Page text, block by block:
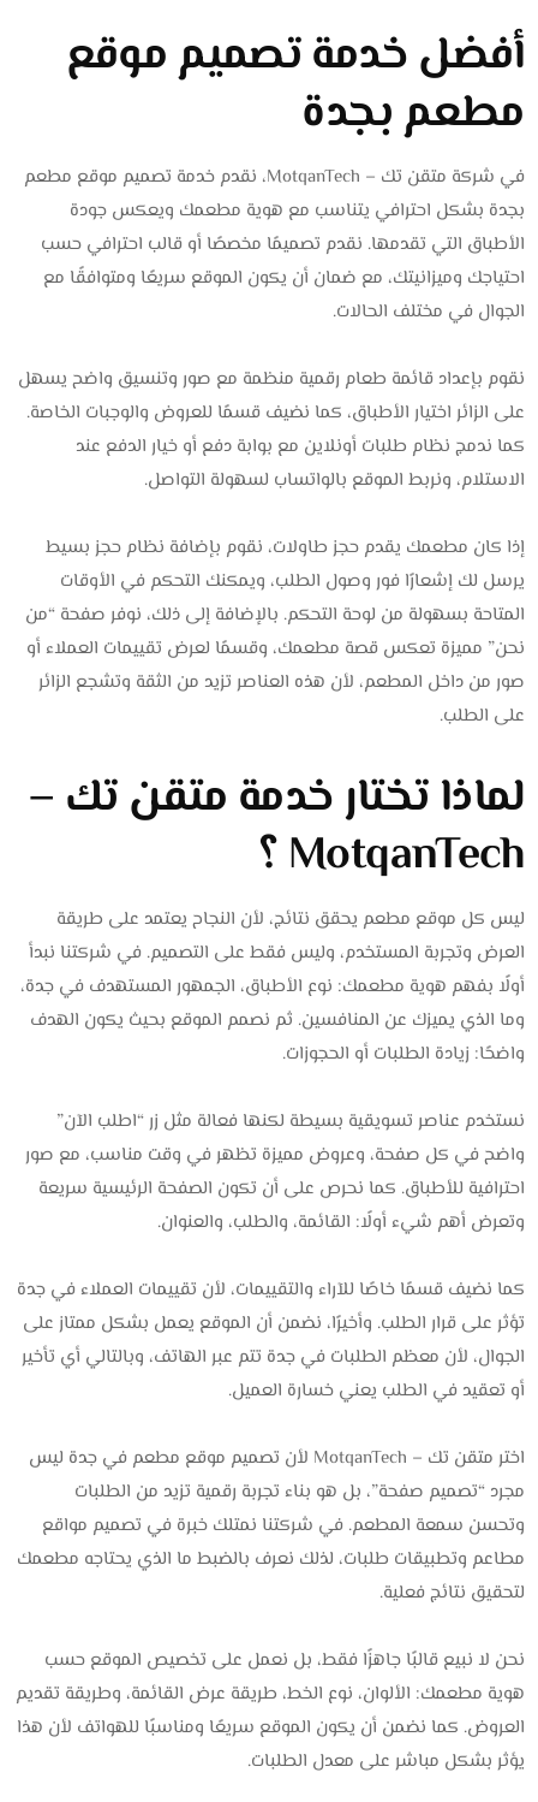
أفضل خدمة تصميم موقع
مطعم بجدة
في شركة متقن تك – MotqanTech، نقدم خدمة تصميم موقع مطعم
بجدة بشكل احترافي يتناسب مع هوية مطعمك ويعكس جودة
الأطباق التي تقدمها. نقدم تصميمًا مخصصًا أو قالب احترافي حسب
احتياجك وميزانيتك، مع ضمان أن يكون الموقع سريعًا ومتوافقًا مع
الجوال في مختلف الحالات.
نقوم بإعداد قائمة طعام رقمية منظمة مع صور وتنسيق واضح يسهل
على الزائر اختيار الأطباق، كما نضيف قسمًا للعروض والوجبات الخاصة.
كما ندمج نظام طلبات أونلاين مع بوابة دفع أو خيار الدفع عند
الاستلام، ونربط الموقع بالواتساب لسهولة التواصل.
إذا كان مطعمك يقدم حجز طاولات، نقوم بإضافة نظام حجز بسيط
يرسل لك إشعارًا فور وصول الطلب، ويمكنك التحكم في الأوقات
المتاحة بسهولة من لوحة التحكم. بالإضافة إلى ذلك، نوفر صفحة “من
نحن” مميزة تعكس قصة مطعمك، وقسمًا لعرض تقييمات العملاء أو
صور من داخل المطعم، لأن هذه العناصر تزيد من الثقة وتشجع الزائر
على الطلب.
لماذا تختار خدمة متقن تك –
MotqanTech ؟
ليس كل موقع مطعم يحقق نتائج، لأن النجاح يعتمد على طريقة
العرض وتجربة المستخدم، وليس فقط على التصميم. في شركتنا نبدأ
أولًا بفهم هوية مطعمك: نوع الأطباق، الجمهور المستهدف في جدة،
وما الذي يميزك عن المنافسين. ثم نصمم الموقع بحيث يكون الهدف
واضحًا: زيادة الطلبات أو الحجوزات.
نستخدم عناصر تسويقية بسيطة لكنها فعالة مثل زر “اطلب الآن”
واضح في كل صفحة، وعروض مميزة تظهر في وقت مناسب، مع صور
احترافية للأطباق. كما نحرص على أن تكون الصفحة الرئيسية سريعة
وتعرض أهم شيء أولًا: القائمة، والطلب، والعنوان.
كما نضيف قسمًا خاصًا للآراء والتقييمات، لأن تقييمات العملاء في جدة
تؤثر على قرار الطلب. وأخيرًا، نضمن أن الموقع يعمل بشكل ممتاز على
الجوال، لأن معظم الطلبات في جدة تتم عبر الهاتف، وبالتالي أي تأخير
أو تعقيد في الطلب يعني خسارة العميل.
اختر متقن تك – MotqanTech لأن تصميم موقع مطعم في جدة ليس
مجرد “تصميم صفحة”، بل هو بناء تجربة رقمية تزيد من الطلبات
وتحسن سمعة المطعم. في شركتنا نمتلك خبرة في تصميم مواقع
مطاعم وتطبيقات طلبات، لذلك نعرف بالضبط ما الذي يحتاجه مطعمك
لتحقيق نتائج فعلية.
نحن لا نبيع قالبًا جاهزًا فقط، بل نعمل على تخصيص الموقع حسب
هوية مطعمك: الألوان، نوع الخط، طريقة عرض القائمة، وطريقة تقديم
العروض. كما نضمن أن يكون الموقع سريعًا ومناسبًا للهواتف لأن هذا
يؤثر بشكل مباشر على معدل الطلبات.